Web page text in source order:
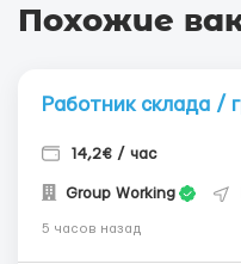
Похожие
Работник склада /
14,2€ / час
Group Working
5 часов назад